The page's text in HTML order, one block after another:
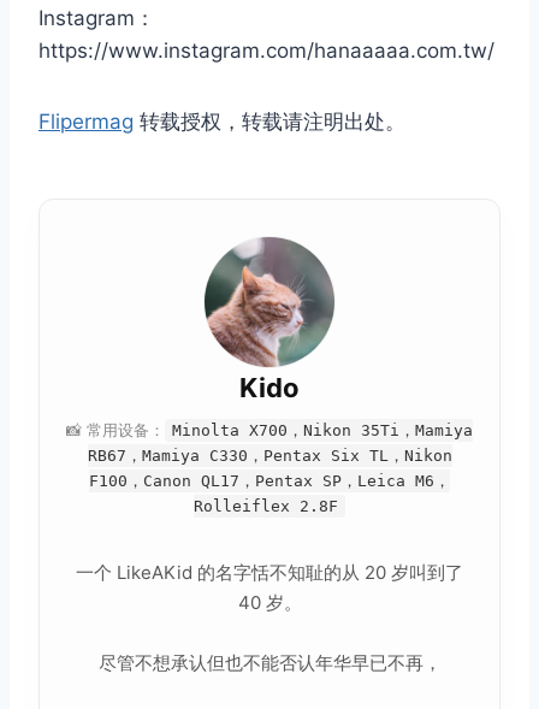
Instagram：
https://www.instagram.com/hanaaaaa.com.tw/
Flipermag 转载授权，转载请注明出处。
Kido
📸 常用设备：
Minolta X700，Nikon 35Ti，Mamiya
RB67，Mamiya C330，Pentax Six TL，Nikon
F100，Canon QL17，Pentax SP，Leica M6，
Rolleiflex 2.8F
一个 LikeAKid 的名字恬不知耻的从 20 岁叫到了
40 岁。
尽管不想承认但也不能否认年华早已不再，